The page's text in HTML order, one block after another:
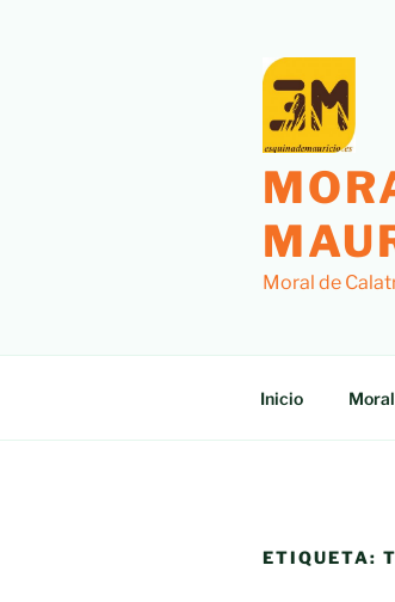
Moral de
Inicio
ETIQUETA: